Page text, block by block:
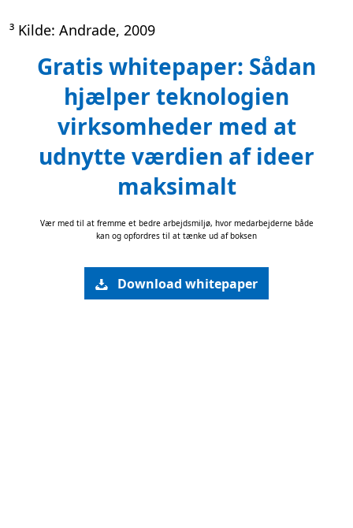
³ Kilde: Andrade, 2009
Gratis whitepaper: Sådan
hjælper teknologien
virksomheder med at
udnytte værdien af ideer
maksimalt
Vær med til at fremme et bedre arbejdsmiljø, hvor medarbejderne både
kan og opfordres til at tænke ud af boksen
Download whitepaper